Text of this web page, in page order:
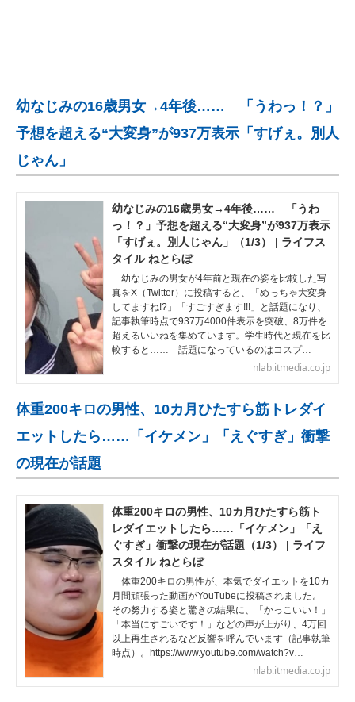
建設×テクノロジーの最前線
ちょっと気になるネットの話題
幼なじみの16歳男女→4年後…… 「うわっ！？」
予想を超える“大変身”が937万表示「すげぇ。別人
じゃん」
幼なじみの16歳男女→4年後…… 「うわ
っ！？」予想を超える“大変身”が937万表示
「すげぇ。別人じゃん」（1/3） | ライフス
タイル ねとらぼ
幼なじみの男女が4年前と現在の姿を比較した写
真をX（Twitter）に投稿すると、「めっちゃ大変身
してますね!?」「すごすぎます!!!」と話題になり、
記事執筆時点で937万4000件表示を突破、8万件を
超えるいいねを集めています。学生時代と現在を比
較すると…… 話題になっているのはコスプ…
nlab.itmedia.co.jp
体重200キロの男性、10カ月ひたすら筋トレダイ
エットしたら……「イケメン」「えぐすぎ」衝撃
の現在が話題
体重200キロの男性、10カ月ひたすら筋ト
レダイエットしたら……「イケメン」「え
ぐすぎ」衝撃の現在が話題（1/3） | ライフ
スタイル ねとらぼ
体重200キロの男性が、本気でダイエットを10カ
月間頑張った動画がYouTubeに投稿されました。
その努力する姿と驚きの結果に、「かっこいい！」
「本当にすごいです！」などの声が上がり、4万回
以上再生されるなど反響を呼んでいます（記事執筆
時点）。https://www.youtube.com/watch?v…
nlab.itmedia.co.jp